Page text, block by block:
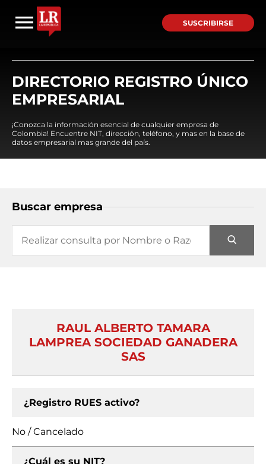
SUSCRIBIRSE
DIRECTORIO REGISTRO ÚNICO
EMPRESARIAL
¡Conozca la información esencial de cualquier empresa de
Colombia! Encuentre NIT, dirección, teléfono, y mas en la base de
datos empresarial mas grande del país.
Buscar empresa
RAUL ALBERTO TAMARA
LAMPREA SOCIEDAD GANADERA
SAS
¿Registro RUES activo?
No / Cancelado
¿Cuál es su NIT?